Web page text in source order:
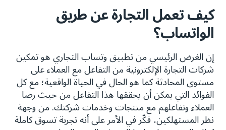
كيف تعمل التجارة عن طريق
الواتساب؟
إن الغرض الرئيسي من تطبيق وتساب التجاري هو تمكين
شركات التجارة الإلكترونية من التفاعل مع العملاء على
مستوى المحادثة كما هو الحال في الحياة الواقعية؛ مع كل
الفوائد التي يمكن أن يحققها هذا التفاعل من حيث رضا
العملاء وتفاعلهم مع منتجات وخدمات شركتك. من وجهة
نظر المستهلكين، فكّر في الأمر على أنه تجربة تسوق كاملة